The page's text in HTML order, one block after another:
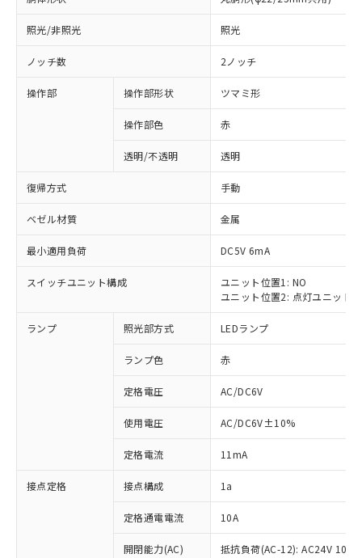
照光/非照光 照光
ノッチ数 2ノッチ
操作部 操作部形状 ツマミ形
操作部色 赤
透明/不透明 透明
復帰方式 手動
ベゼル材質 金属
最小適用負荷 DC5V 6mA
スイッチユニット構成
ユニット位置1: NO
ユニット位置2: 点灯ユニット
ランプ 照光部方式 LEDランプ
ランプ色 赤
定格電圧 AC/DC6V
使用電圧 AC/DC6V±10%
定格電流 11mA
接点定格 接点構成 1a
定格通電電流 10A
開閉能力(AC)
抵抗負荷(AC-12): AC24V 10A/
ご利用条件
以下の条件をお読みいただき、同意のうえ
ご利用ください。
本サービスは、当社制御機器事業取扱
商品の当社在庫状況および標準価格
(税抜)を提供させていただくもので
当社制御機器事業取扱商品の中には、
※1 対応状況
対応済み：EU RoHS指令（10物質）の
非含有に対応した製品が提供可能な商品で
対応予定：EU RoHS指令（10物質）の非含
有に対応した製品に切り替える予定のある
対応予定なし：EU RoHS指令（10物質）の
非含有に非対応の商品で、対応品を出す予
定はありません。
調査・確認中：EU RoHS指令（10物質）の
非含有の対応状況を調査中または確認中の
非該当品：ライセンス料など無形物で、有
害物質有無と関係のない商品です。
※1 中国RoHS○×表
「○」：最大均質材料含有率が中国RoHSの
基準値以下であることを示します。